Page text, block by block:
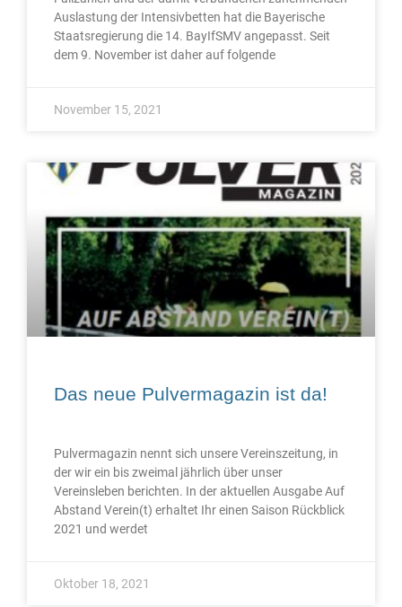
Auslastung der Intensivbetten hat die Bayerische
Staatsregierung die 14. BayIfSMV angepasst. Seit
dem 9. November ist daher auf folgende
November 15, 2021
Das neue Pulvermagazin ist da!
Pulvermagazin nennt sich unsere Vereinszeitung, in
der wir ein bis zweimal jährlich über unser
Vereinsleben berichten. In der aktuellen Ausgabe Auf
Abstand Verein(t) erhaltet Ihr einen Saison Rückblick
2021 und werdet
Oktober 18, 2021